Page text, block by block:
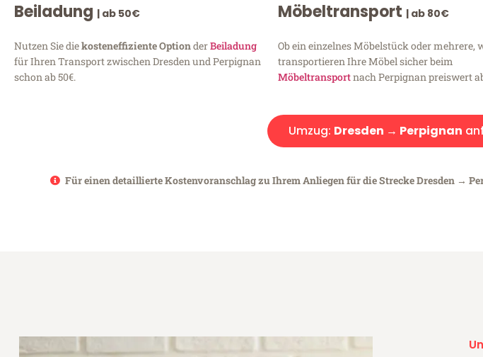
Beiladung | ab 50€
Nutzen Sie diekosteneffiziente OptionderBeiladung
für Ihren Transport zwischen Dresden und Perpignan
schon ab 50€.
Möbeltransport | ab 80€
Ob ein einzelnes Möbelstück oder mehrere,
transportieren Ihre Möbel sicher beim
Möbeltransportnach Perpignan preiswert
Umzug: Dresden → Perpignan
Für einen detaillierte Kostenvoranschlag zu Ihrem Anliegen für die Strecke Dresden →